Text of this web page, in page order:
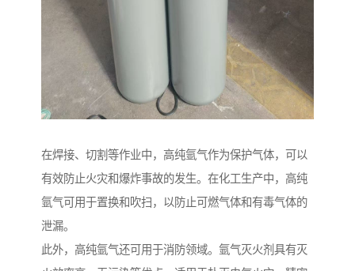
在焊接、切割等作业中，高纯氩气作为保护气体，可以
有效防止火灾和爆炸事故的发生。在化工生产中，高纯
氩气可用于置换和吹扫，以防止可燃气体和有毒气体的
泄漏。
此外，高纯氩气还可用于消防领域。氩气灭火剂具有灭